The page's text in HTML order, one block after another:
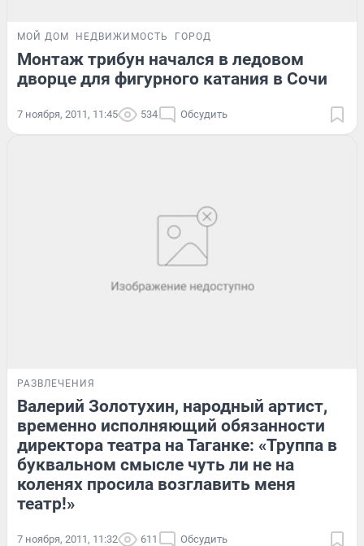
МОЙ ДОМ НЕДВИЖИМОСТЬ ГОРОД
Монтаж трибун начался в ледовом
дворце для фигурного катания в Сочи
7 ноября, 2011, 11:45 534 Обсудить
РАЗВЛЕЧЕНИЯ
Валерий Золотухин, народный артист,
временно исполняющий обязанности
директора театра на Таганке: «Труппа в
буквальном смысле чуть ли не на
коленях просила возглавить меня
театр!»
7 ноября, 2011, 11:32 611 Обсудить